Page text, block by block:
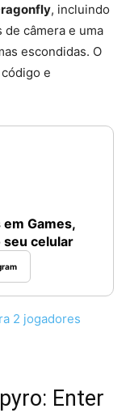
, incluindo
câmera e uma
escondidas. O
e
Games,
seu celular
2 jogadores
Enter